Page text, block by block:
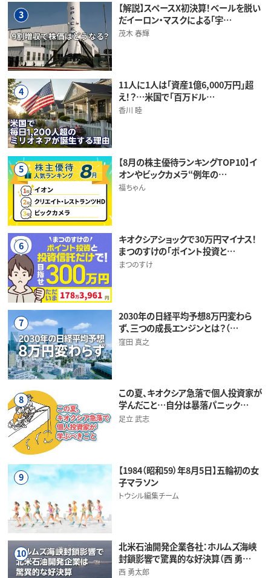
3
【解説】スペースX初決算！ベールを脱い
だイーロン・マスクによる「宇…
茂木 春輝
4
11人に1人は「資産1億6,000万円」超
え！？…米国で「百万ドル…
香川 睦
5
【8月の株主優待ランキングTOP10】イ
オンやビックカメラ“例年の…
福ちゃん
6
キオクシアショックで30万円マイナス！
まつのすけの「ポイント投資と…
まつのすけ
7
2030年の日経平均予想8万円変わら
ず、三つの成長エンジンとは？（…
窪田 真之
8
この夏、キオクシア急落で個人投資家が
学んだこと…自分は暴落パニック…
足立 武志
9
【1984（昭和59）年8月5日】五輪初の女
子マラソン
トウシル編集チーム
10
北米石油開発企業各社：ホルムズ海峡
封鎖影響で驚異的な好決算（西 勇…
西 勇太郎